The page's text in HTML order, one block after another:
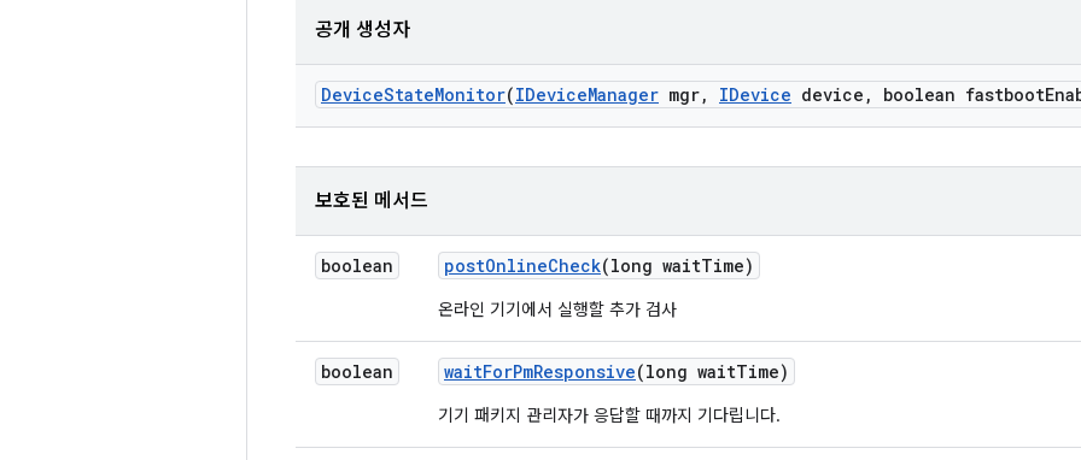
공개 생성자
DeviceStateMonitor(IDeviceManager mgr, IDevice device , boolean fastboot
보호된 메서드
boolean postOnlineCheck(long waitTime)
온라인 기기에서 실행할 추가 검사
boolean waitForPmResponsive(long waitTime)
기기 패키지 관리자가 응답할 때까지 기다립니다.